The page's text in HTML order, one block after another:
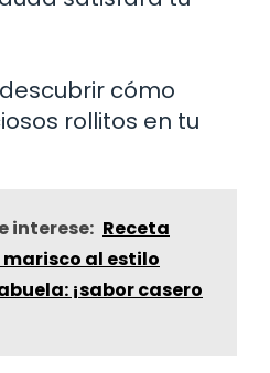
cómo
rollitos en tu
interese: Receta
al estilo
¡sabor casero